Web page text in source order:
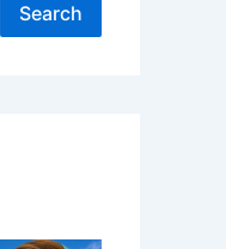
Search